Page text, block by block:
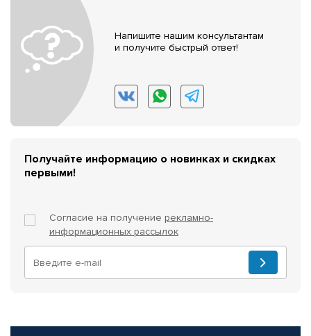
Напишите нашим консультантам
и получите быстрый ответ!
Получайте информацию о новинках и скидках
первыми!
Согласие на получение рекламно-
информационных рассылок